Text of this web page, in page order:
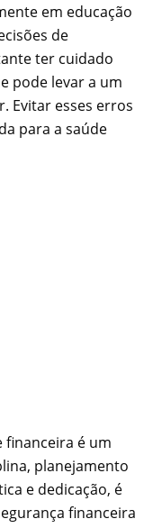
em educação
de
ter cuidado
pode levar a um
Evitar esses erros
para a saúde
financeira é um
planejamento
e dedicação, é
financeira